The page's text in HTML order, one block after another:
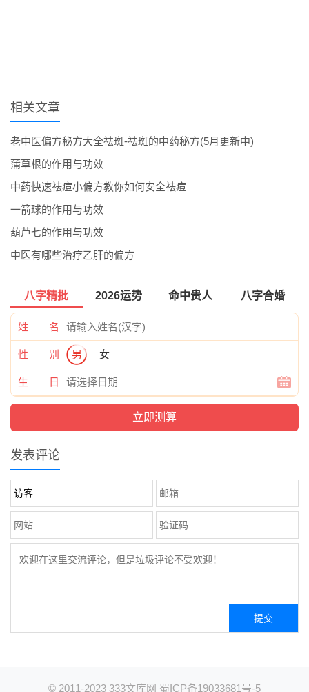
相关文章
老中医偏方秘方大全祛斑-祛斑的中药秘方(5月更新中)
蒲草根的作用与功效
中药快速祛痘小偏方教你如何安全祛痘
一箭球的作用与功效
葫芦七的作用与功效
中医有哪些治疗乙肝的偏方
八字精批 2026运势 命中贵人 八字合婚
姓 名
性 别 男 女
生 日
发表评论
© 2011-2023 333文库网 蜀ICP备19033681号-5